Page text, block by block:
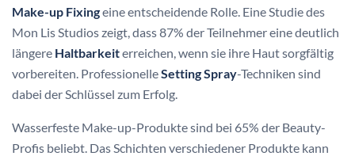
Make-up Fixingeine entscheidende Rolle. Eine Studie des
Mon Lis Studios zeigt, dass 87% der Teilnehmer eine deutlich
längere Haltbarkeiterreichen, wenn sie ihre Haut sorgfältig
vorbereiten. ProfessionelleSetting Spray-Techniken sind
dabei der Schlüssel zum Erfolg.
Wasserfeste Make-up-Produkte sind bei 65% der Beauty-
Profis beliebt. Das Schichten verschiedener Produkte kann